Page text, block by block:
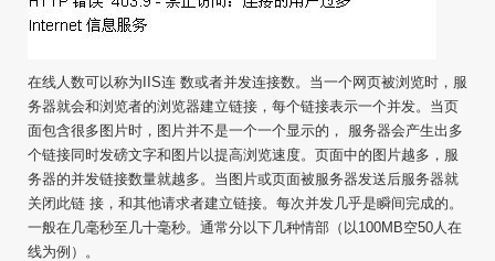
在线人数可以称为 IIS连 数或者并发连接数。当一个网页被浏览时，服
务器就会和浏览者的浏览器建立链接，每个链接表示一个并发。当页
面包含很多图片时，图片并不是一个一个显示的， 服务器会产生出多
个链接同时发磅文字和图片以提高浏览速度。页面中的图片越多，服
务器的并发链接数量就越多。当图片或页面被服务器发送后服务器就
关闭此链 接，和其他请求者建立链接。每次并发几乎是瞬间完成的。
一般在几毫秒至几十毫秒。通常分以下几种情部（以100MB空50人在
线为例）。